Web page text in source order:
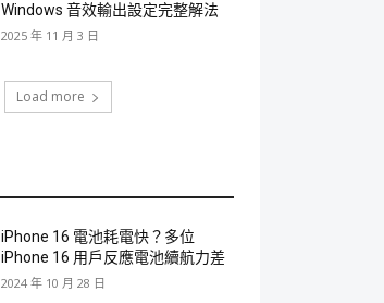
Windows 音效輸出設定完整解法
2025 年 11 月 3 日
Load more
iPhone 16 電池耗電快？多位
iPhone 16 用戶反應電池續航力差
2024 年 10 月 28 日